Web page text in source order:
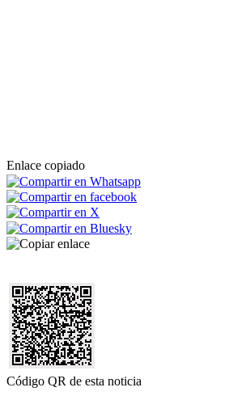
Enlace copiado
Código QR de esta noticia